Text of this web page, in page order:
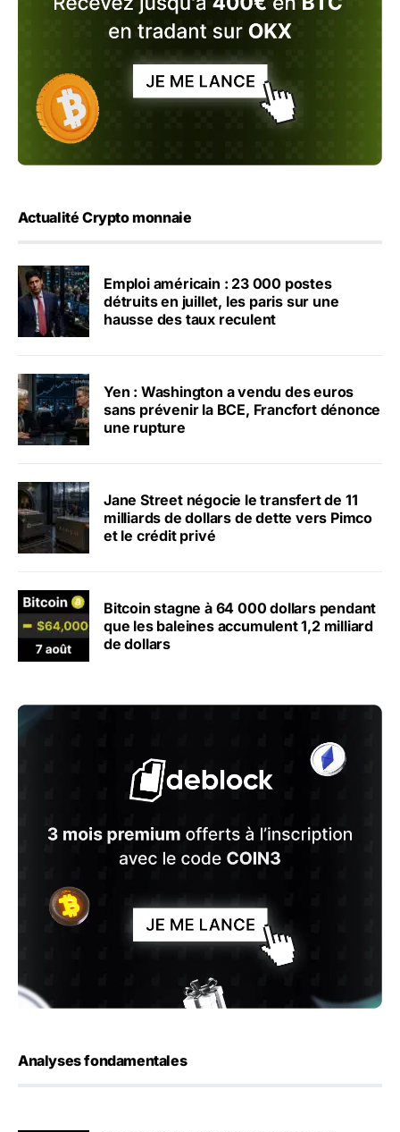
Actualité Crypto monnaie
Emploi américain : 23 000 postes
détruits en juillet, les paris sur une
hausse des taux reculent
Yen : Washington a vendu des euros
sans prévenir la BCE, Francfort dénonce
une rupture
Jane Street négocie le transfert de 11
milliards de dollars de dette vers Pimco
et le crédit privé
Bitcoin stagne à 64 000 dollars pendant
que les baleines accumulent 1,2 milliard
de dollars
Analyses fondamentales